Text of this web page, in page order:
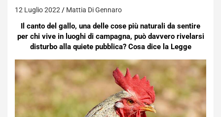
12 Luglio 2022 Mattia Di Gennaro
Il canto del gallo, una delle cose più naturali da sentire
per chi vive in luoghi di campagna, può davvero rivelarsi
disturbo alla quiete pubblica? Cosa dice la Legge